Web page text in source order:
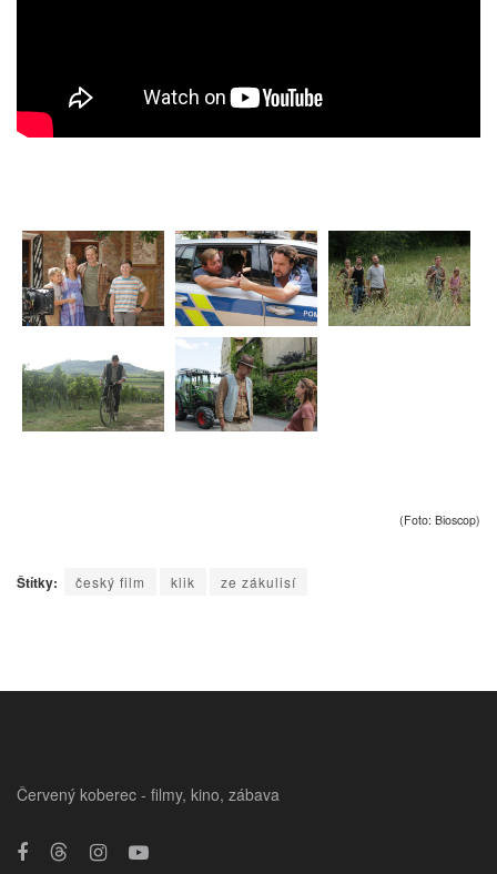
(Foto: Bioscop)
Štítky: český film klik ze zákulisí
Červený koberec - filmy, kino, zábava